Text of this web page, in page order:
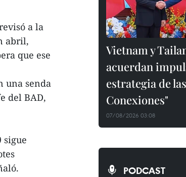
a la
abril,
que ese
una senda
del BAD,
sigue
Vietnam y
acuerdan
estrategia de
Conexiones"
07/08/2026 03:08
PODCAST